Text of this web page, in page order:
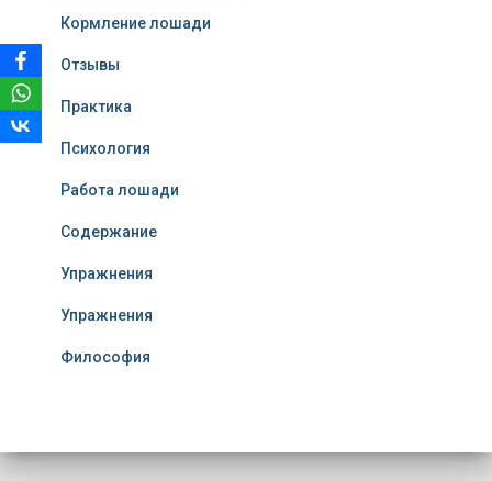
Кормление лошади
Отзывы
Практика
Психология
Работа лошади
Содержание
Упражнения
Упражнения
Философия